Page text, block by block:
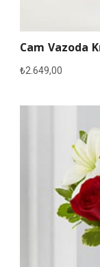
Cam Vazoda
₺2.649,00